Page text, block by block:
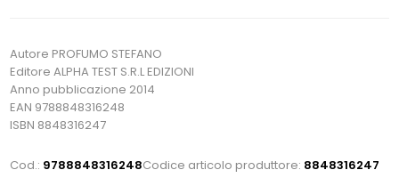
Autore PROFUMO STEFANO
Editore ALPHA TEST S.R.L EDIZIONI
Anno pubblicazione 2014
EAN 9788848316248
ISBN 8848316247
Cod.: 9788848316248Codice articolo produttore: 8848316247